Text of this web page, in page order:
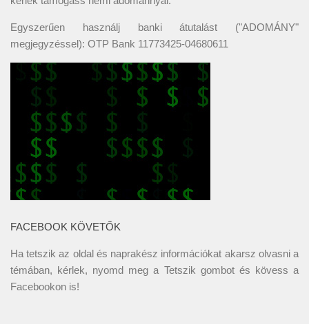
Egyszerűen használj banki átutalást ("ADOMÁNY"
megjegyzéssel): OTP Bank 11773425-04680611
FACEBOOK KÖVETŐK
Ha tetszik az oldal és naprakész információkat akarsz olvasni a
témában, kérlek, nyomd meg a Tetszik gombot és kövess a
Facebookon is!